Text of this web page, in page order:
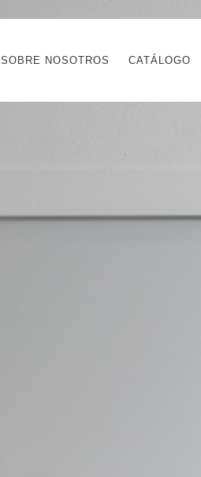
SOBRE NOSOTROS CATÁLOGO